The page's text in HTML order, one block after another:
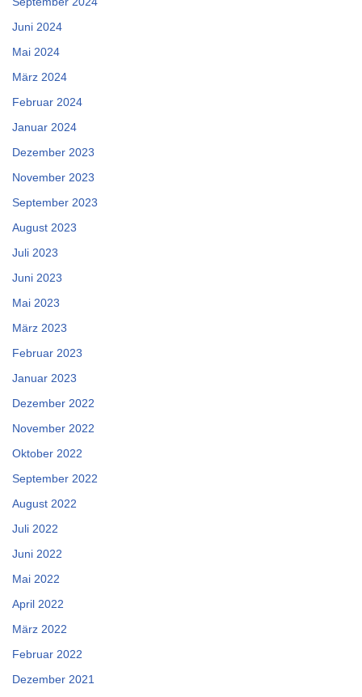
Juni 2024
Mai 2024
März 2024
Februar 2024
Januar 2024
Dezember 2023
November 2023
September 2023
August 2023
Juli 2023
Juni 2023
Mai 2023
März 2023
Februar 2023
Januar 2023
Dezember 2022
November 2022
Oktober 2022
September 2022
August 2022
Juli 2022
Juni 2022
Mai 2022
April 2022
März 2022
Februar 2022
Dezember 2021